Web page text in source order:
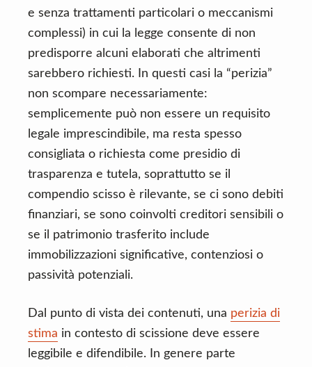
e senza trattamenti particolari o meccanismi
complessi) in cui la legge consente di non
predisporre alcuni elaborati che altrimenti
sarebbero richiesti. In questi casi la “perizia”
non scompare necessariamente:
semplicemente può non essere un requisito
legale imprescindibile, ma resta spesso
consigliata o richiesta come presidio di
trasparenza e tutela, soprattutto se il
compendio scisso è rilevante, se ci sono debiti
finanziari, se sono coinvolti creditori sensibili o
se il patrimonio trasferito include
immobilizzazioni significative, contenziosi o
passività potenziali.
Dal punto di vista dei contenuti, una perizia di
stima in contesto di scissione deve essere
leggibile e difendibile. In genere parte